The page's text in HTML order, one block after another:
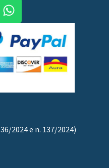
2024 e n. 137/2024)